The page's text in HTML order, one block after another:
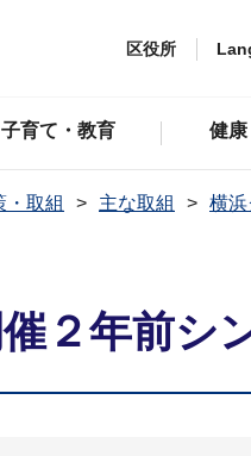
区役所
子育て・教育 健
・取組 主な取組 横浜
２年前シ